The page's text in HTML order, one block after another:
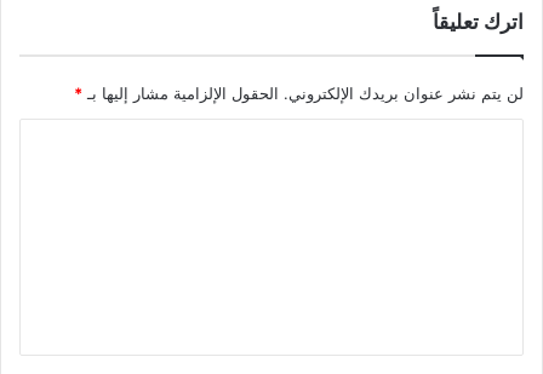
اترك تعليقاً
لن يتم نشر عنوان بريدك الإلكتروني. الحقول الإلزامية مشار إليها بـ *
ق